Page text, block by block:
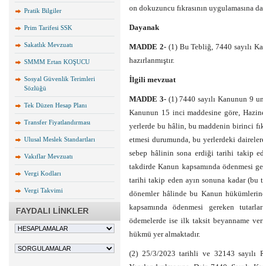
Pratik Bilgiler
Prim Tarifesi SSK
Sakatlık Mevzuatı
SMMM Ertan KOŞUCU
Sosyal Güvenlik Terimleri
Sözlüğü
Tek Düzen Hesap Planı
Transfer Fiyatlandırması
Ulusal Meslek Standartları
Vakıflar Mevzuatı
Vergi Kodları
Vergi Takvimi
FAYDALI LİNKLER
on dokuzuncu fıkrasının uygulamasına
Dayanak
MADDE 2- (1) Bu Tebliğ, 7440 sayılı
hazırlanmıştır.
İlgili mevzuat
MADDE 3- (1) 7440 sayılı Kanunun 9
Kanunun 15 inci maddesine göre,
yerlerde bu hâlin, bu maddenin birinci
etmesi durumunda, bu yerlerdeki
sebep hâlinin sona erdiği tarihi takip
takdirde Kanun kapsamında ödenmesi
tarihi takip eden ayın sonuna kadar
dönemler hâlinde bu Kanun
kapsamında ödenmesi gereken
ödemelerde ise ilk taksit beyanname
hükmü yer almaktadır.
(2) 25/3/2023 tarihli ve 32143 sayılı